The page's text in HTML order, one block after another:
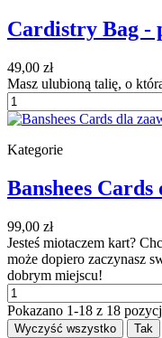
Cardistry Bag -
49,00 zł
Masz ulubioną talię, o
Kategorie
Banshees
99,00 zł
Jesteś miotaczem kart?
może dopiero zaczynasz
dobrym miejscu!
Pokazano 1-18 z 18
Wyczyść wszystko Tak